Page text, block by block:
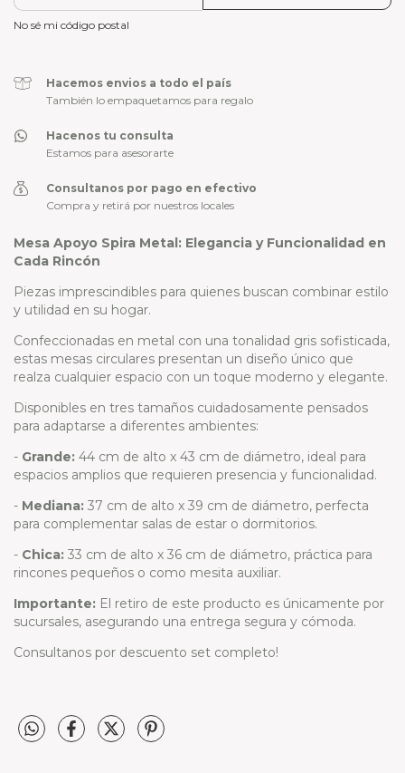
No sé mi código postal
Hacemos envios a todo el país
También lo empaquetamos para regalo
Hacenos tu consulta
Estamos para asesorarte
Consultanos por pago en efectivo
Compra y retirá por nuestros locales
Mesa Apoyo Spira Metal: Elegancia y Funcionalidad en
Cada Rincón
Piezas imprescindibles para quienes buscan combinar estilo
y utilidad en su hogar.
Confeccionadas en metal con una tonalidad gris sofisticada,
estas mesas circulares presentan un diseño único que
realza cualquier espacio con un toque moderno y elegante.
Disponibles en tres tamaños cuidadosamente pensados
para adaptarse a diferentes ambientes:
- Grande: 44 cm de alto x 43 cm de diámetro, ideal para
espacios amplios que requieren presencia y funcionalidad.
- Mediana: 37 cm de alto x 39 cm de diámetro, perfecta
para complementar salas de estar o dormitorios.
- Chica: 33 cm de alto x 36 cm de diámetro, práctica para
rincones pequeños o como mesita auxiliar.
Importante: El retiro de este producto es únicamente por
sucursales, asegurando una entrega segura y cómoda.
Consultanos por descuento set completo!